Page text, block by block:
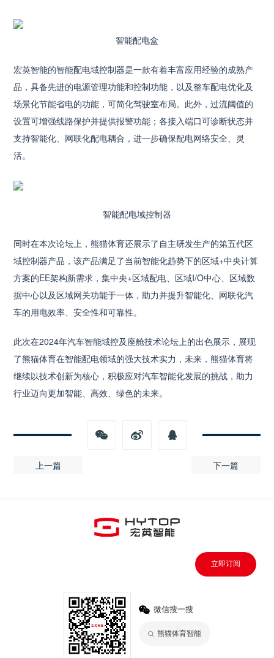
智能配电盒
宏英智能的智能配电域控制器是一款有着丰富应用经验的成熟产
品，具备先进的电源管理功能和控制功能，以及整车配电优化及
场景化节能省电的功能，可简化驾驶室布局。此外，过流阈值的
设置可增强线路保护并提供报警功能；各接入端口可诊断状态并
支持智能化、网联化配电耦合，进一步确保配电网络安全、灵
活。
智能配电域控制器
同时在本次论坛上，熊猫体育还展示了自主研发生产的第五代区
域控制器产品，该产品满足了当前智能化趋势下的区域+中央计算
方案的EE架构新需求，集中央+区域配电、区域I/O中心、区域数
据中心以及区域网关功能于一体，助力并提升智能化、网联化汽
车的用电效率、安全性和可靠性。
此次在2024年汽车智能域控及座舱技术论坛上的出色展示，展现
了熊猫体育在智能配电领域的强大技术实力，未来，熊猫体育将
继续以技术创新为核心，积极应对汽车智能化发展的挑战，助力
行业迈向更加智能、高效、绿色的未来。
上一篇 下一篇
立即订阅
微信搜一搜
熊猫体育智能